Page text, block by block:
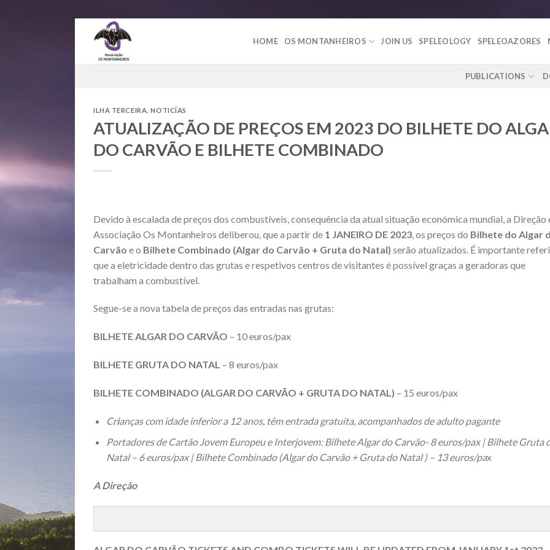
content
HOME OS MONTANHEIROS JOIN US SPELEOLOGY SPELEOAZORES
PUBLICATIONS
ILHA TERCEIRA ,NOTICÍAS
ATUALIZAÇÃO DE PREÇOS EM 2023 DO BILHETE DO
DO CARVÃO E BILHETE COMBINADO
Devido à escalada de preços dos combustíveis, consequência da atual situação económica mundial, a Direção
Associação Os Montanheiros deliberou, que a partir de 1 JANEIRO DE 2023 , os preços do Bilhete do Algar
Carvão e o Bilhete Combinado (Algar do Carvão + Gruta do Natal) serão atualizados. É importante
que a eletricidade dentro das grutas e respetivos centros de visitantes é possível graças a geradoras que
trabalham a combustível.
Segue-se a nova tabela de preços das entradas nas grutas:
BILHETE ALGAR DO CARVÃO – 10 euros/pax
BILHETE GRUTA DO NATAL – 8 euros/pax
BILHETE COMBINADO (ALGAR DO CARVÃO + GRUTA DO NATAL) – 15 euros/pax
Crianças com idade inferior a 12 anos, têm entrada gratuita, acompanhados de adulto pagante
Portadores de Cartão Jovem Europeu e Interjovem: Bilhete Algar do Carvão- 8 euros/pax | Bilhete Gruta
Natal – 6 euros/pax | Bilhete Combinado (Algar do Carvão + Gruta do Natal ) – 13 euros/pax
A Direção